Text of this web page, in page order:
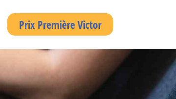
Prix Première Victor